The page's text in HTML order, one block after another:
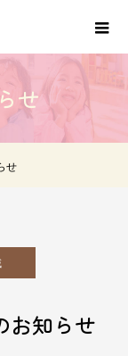
らせ
せ
お知らせ